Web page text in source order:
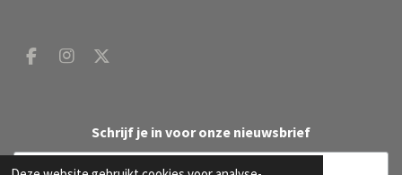
F
o
I
r
X
Schrijf je in voor onze nieuwsbrief